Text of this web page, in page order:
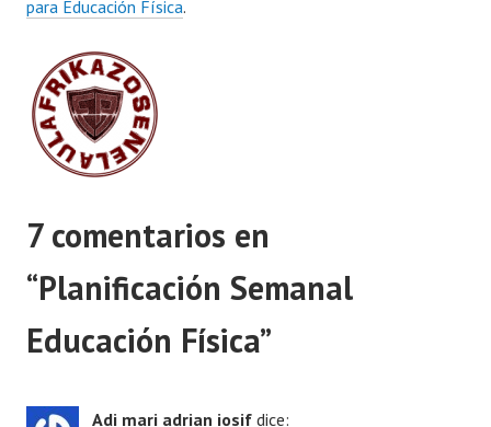
para Educación Física.
7 comentarios en
“Planificación Semanal
Educación Física”
Adi mari adrian iosif dice: